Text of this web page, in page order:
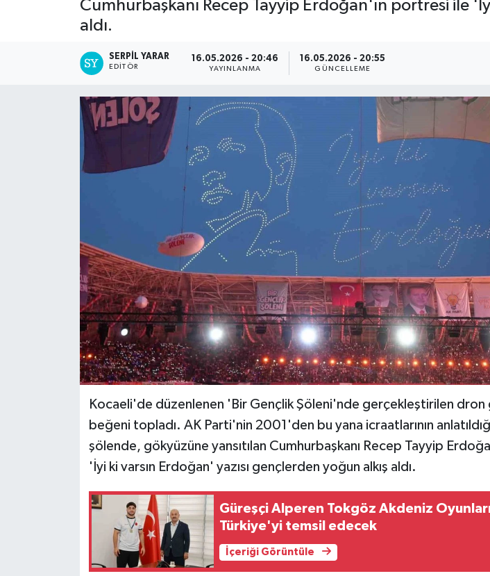
Cumhurbaşkanı Recep Tayyip Erdoğan'ın portresi ile
aldı.
SERPİL YARAR
EDITÖR
16.05.2026 - 20:46
YAYINLANMA
16.05.2026 - 20:55
GÜNCELLEME
Kocaeli'de düzenlenen 'Bir Gençlik Şöleni'nde gerçekleştirilen
beğeni topladı. AK Parti'nin 2001'den bu yana icraatlarının
şölende, gökyüzüne yansıtılan Cumhurbaşkanı Recep Tayyip
'İyi ki varsın Erdoğan' yazısı gençlerden yoğun alkış aldı.
Güreşçi Alperen Tokgöz Akdeniz
Türkiye'yi temsil edecek
İçeriği Görüntüle